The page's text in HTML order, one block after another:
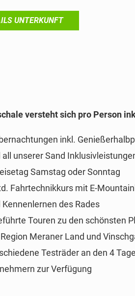
UNTERKUNFT
versteht sich pro Person
inkl.
all unserer Sand
Samstag oder Sonntag
Fahrtechnikkurs mit E-
Kennenlernen des Rades
Touren zu den schönsten
Meraner Land und
Testräder an den 4
zur Verfügung